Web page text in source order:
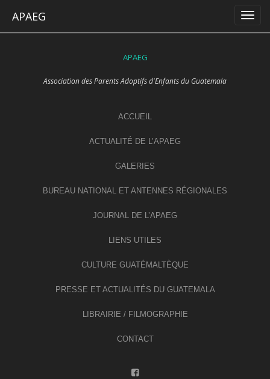
APAEG
APAEG
Association des Parents Adoptifs d'Enfants du Guatemala
ACCUEIL
ACTUALITÉ DE L’APAEG
GALERIES
BUREAU NATIONAL ET ANTENNES RÉGIONALES
JOURNAL DE L’APAEG
LIENS UTILES
CULTURE GUATÉMALTÈQUE
PRESSE ET ACTUALITÉS DU GUATEMALA
LIBRAIRIE / FILMOGRAPHIE
CONTACT